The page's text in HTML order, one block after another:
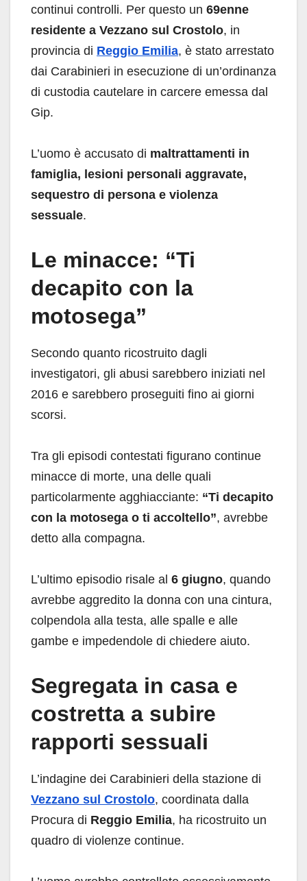
continui controlli. Per questo un 69enne
residente a Vezzano sul Crostolo, in
provincia di Reggio Emilia, è stato arrestato
dai Carabinieri in esecuzione di un’ordinanza
di custodia cautelare in carcere emessa dal
Gip.
L’uomo è accusato di maltrattamenti in
famiglia, lesioni personali aggravate,
sequestro di persona e violenza
sessuale.
Le minacce: “Ti
decapito con la
motosega”
Secondo quanto ricostruito dagli
investigatori, gli abusi sarebbero iniziati nel
2016 e sarebbero proseguiti fino ai giorni
scorsi.
Tra gli episodi contestati figurano continue
minacce di morte, una delle quali
particolarmente agghiacciante: “Ti decapito
con la motosega o ti accoltello”, avrebbe
detto alla compagna.
L’ultimo episodio risale al 6 giugno, quando
avrebbe aggredito la donna con una cintura,
colpendola alla testa, alle spalle e alle
gambe e impedendole di chiedere aiuto.
Segregata in casa e
costretta a subire
rapporti sessuali
L’indagine dei Carabinieri della stazione di
Vezzano sul Crostolo, coordinata dalla
Procura di Reggio Emilia, ha ricostruito un
quadro di violenze continue.